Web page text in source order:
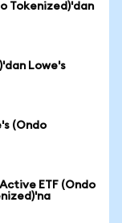
Tokenized)'dan
Lowe's
(Ondo
ETF (Ondo